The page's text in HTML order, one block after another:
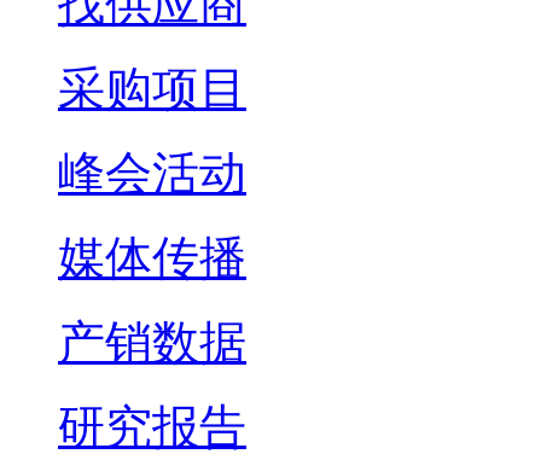
采购项目
峰会活动
媒体传播
产销数据
研究报告